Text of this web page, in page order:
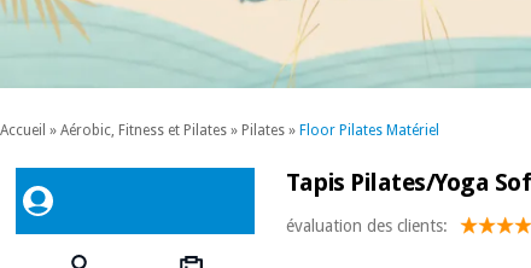
Accueil » Aérobic, Fitness et Pilates » Pilates » Floor Pilates Matériel
Tapis Pilates/Yoga
évaluation des clients: